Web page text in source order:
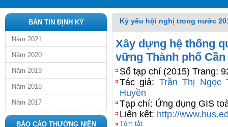
BẢN TIN ĐỊNH KỲ
Năm 2021
Năm 2020
Năm 2019
Năm 2018
Năm 2017
BÁO CÁO THƯỜNG NIÊN
Kỷ yếu hội nghị trong nước
Xây dựng hệ thống
vững Thành phố
Số tạp chí (2015) Trang:
Tác giả: Trần Thị Ngọc
Huyền
Tạp chí: Ứng dụng GIS
Liên kết: http://
Tóm tắt